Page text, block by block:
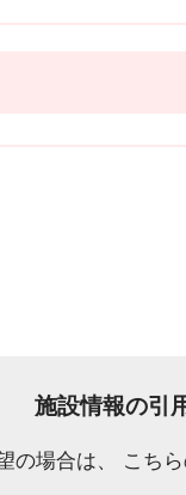
施設情報の引
の場合は、 こち